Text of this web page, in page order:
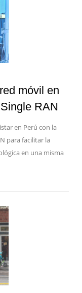
móvil en
RAN
en Perú con la
para facilitar la
en una misma